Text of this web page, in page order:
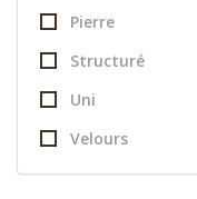
Pierre
Structuré
Uni
Velours